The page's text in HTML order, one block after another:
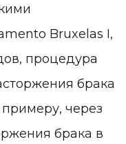
Bruxelas I,
процедура
брака
через
брака в